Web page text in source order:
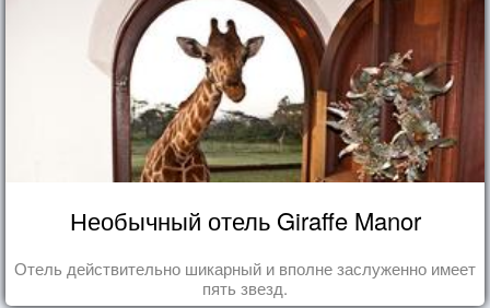
Необычный отель Giraffe Manor
Отель действительно шикарный и вполне заслуженно имеет
пять звезд.